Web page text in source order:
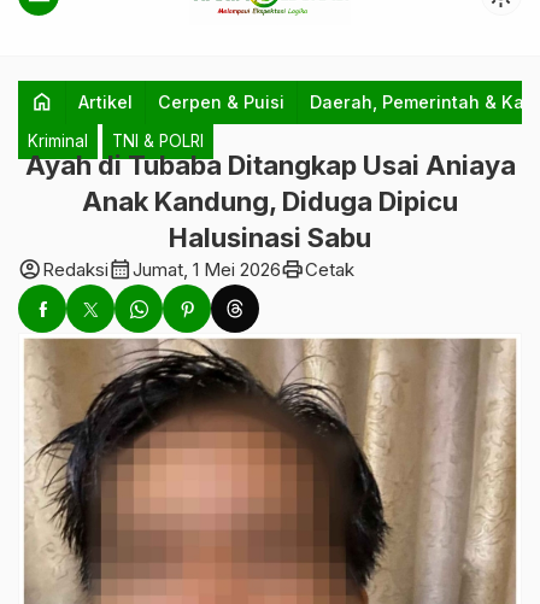
home Artikel Cerpen & Puisi Daerah, Pemerintah &
Kriminal TNI & POLRI
Ayah di Tubaba Ditangkap Usai Aniaya
Anak Kandung, Diduga Dipicu
Halusinasi Sabu
account_circleRedaksicalendar_monthJumat, 1 Mei 2026printCetak